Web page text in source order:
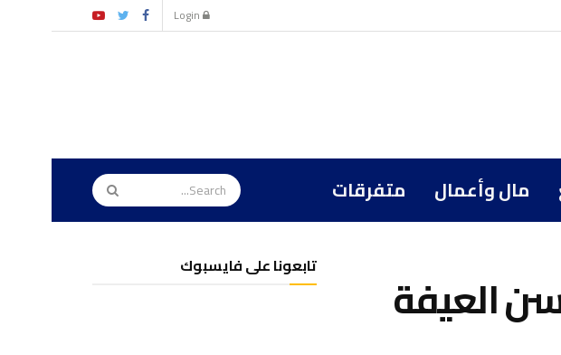
مال وأعمال متفرقات
العيفة تابعونا على فايسبوك